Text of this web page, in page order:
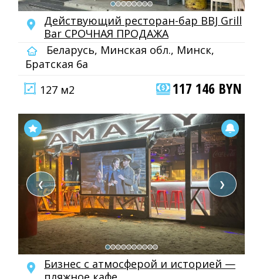
Действующий ресторан-бар BBJ Grill
Bar СРОЧНАЯ ПРОДАЖА
Беларусь, Минская обл., Минск,
Братская 6а
127 м2
117 146 BYN
❮ ❯
Бизнес с атмосферой и историей —